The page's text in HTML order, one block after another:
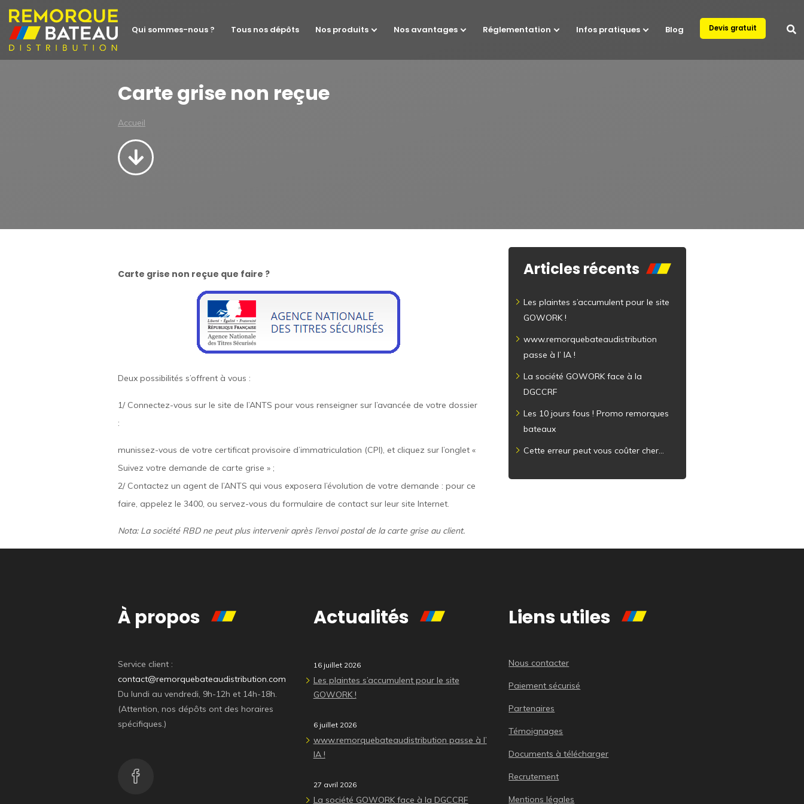
Qui sommes-nous ? Tous nos dépôts Nos produits Nos avantages Réglementation Infos pratiques Blog Devis gratuit
Carte grise non reçue
Accueil
Carte grise non reçue que faire ?
Deux possibilités s’offrent à vous :
1/ Connectez-vous sur le site de l’ANTS pour vous renseigner sur l’avancée de votre dossier
:
munissez-vous de votre certificat provisoire d’immatriculation (CPI), et cliquez sur l’onglet «
Suivez votre demande de carte grise » ;
2/ Contactez un agent de l’ANTS qui vous exposera l’évolution de votre demande : pour ce
faire, appelez le 3400, ou servez-vous du formulaire de contact sur leur site Internet.
Nota: La société RBD ne peut plus intervenir après l’envoi postal de la carte grise au client.
Articles récents
Les plaintes s’accumulent pour le site
GOWORK !
www.remorquebateaudistribution
passe à l’ IA !
La société GOWORK face à la
DGCCRF
Les 10 jours fous ! Promo remorques
bateaux
Cette erreur peut vous coûter cher…
À propos
Service client :
contact@remorquebateaudistribution.com
Du lundi au vendredi, 9h-12h et 14h-18h.
(Attention, nos dépôts ont des horaires
spécifiques.)
Actualités
16 juillet 2026
Les plaintes s’accumulent pour le site
GOWORK !
6 juillet 2026
www.remorquebateaudistribution passe à l’
IA !
27 avril 2026
La société GOWORK face à la DGCCRF
Liens utiles
Nous contacter
Paiement sécurisé
Partenaires
Témoignages
Documents à télécharger
Recrutement
Mentions légales